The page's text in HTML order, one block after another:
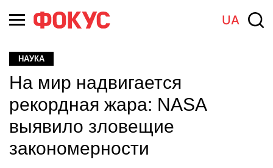
UA
НАУКА
На мир надвигается
рекордная жара: NASA
выявило зловещие
закономерности